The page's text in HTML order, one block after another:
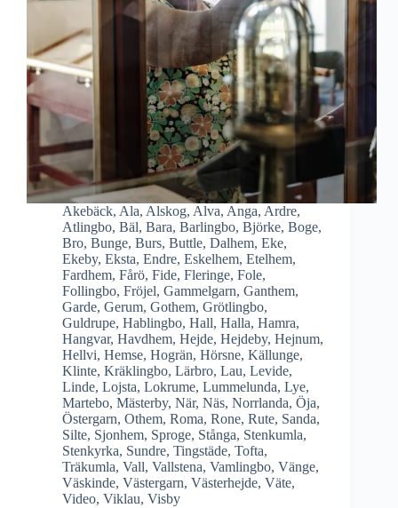
Akebäck, Ala, Alskog, Alva, Anga, Ardre,
Atlingbo, Bäl, Bara, Barlingbo, Björke, Boge,
Bro, Bunge, Burs, Buttle, Dalhem, Eke,
Ekeby, Eksta, Endre, Eskelhem, Etelhem,
Fardhem, Fårö, Fide, Fleringe, Fole,
Follingbo, Fröjel, Gammelgarn, Ganthem,
Garde, Gerum, Gothem, Grötlingbo,
Guldrupe, Hablingbo, Hall, Halla, Hamra,
Hangvar, Havdhem, Hejde, Hejdeby, Hejnum,
Hellvi, Hemse, Hogrän, Hörsne, Källunge,
Klinte, Kräklingbo, Lärbro, Lau, Levide,
Linde, Lojsta, Lokrume, Lummelunda, Lye,
Martebo, Mästerby, När, Näs, Norrlanda, Öja,
Östergarn, Othem, Roma, Rone, Rute, Sanda,
Silte, Sjonhem, Sproge, Stånga, Stenkumla,
Stenkyrka, Sundre, Tingstäde, Tofta,
Träkumla, Vall, Vallstena, Vamlingbo, Vänge,
Väskinde, Västergarn, Västerhejde, Väte,
Video, Viklau, Visby